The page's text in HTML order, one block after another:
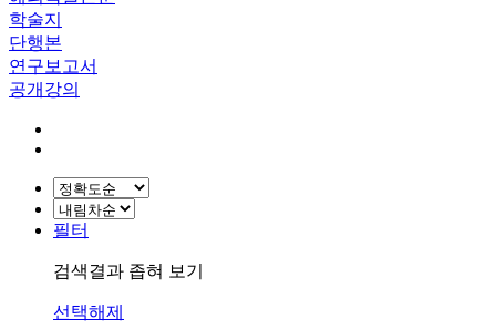
학술지
단행본
연구보고서
공개강의
필터
검색결과 좁혀 보기
선택해제